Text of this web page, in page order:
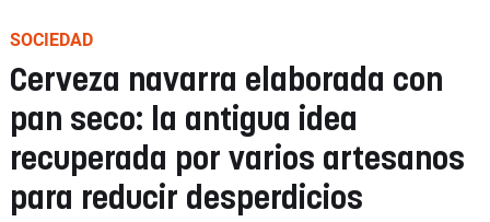
SOCIEDAD
Cerveza navarra elaborada con
pan seco: la antigua idea
recuperada por varios artesanos
para reducir desperdicios